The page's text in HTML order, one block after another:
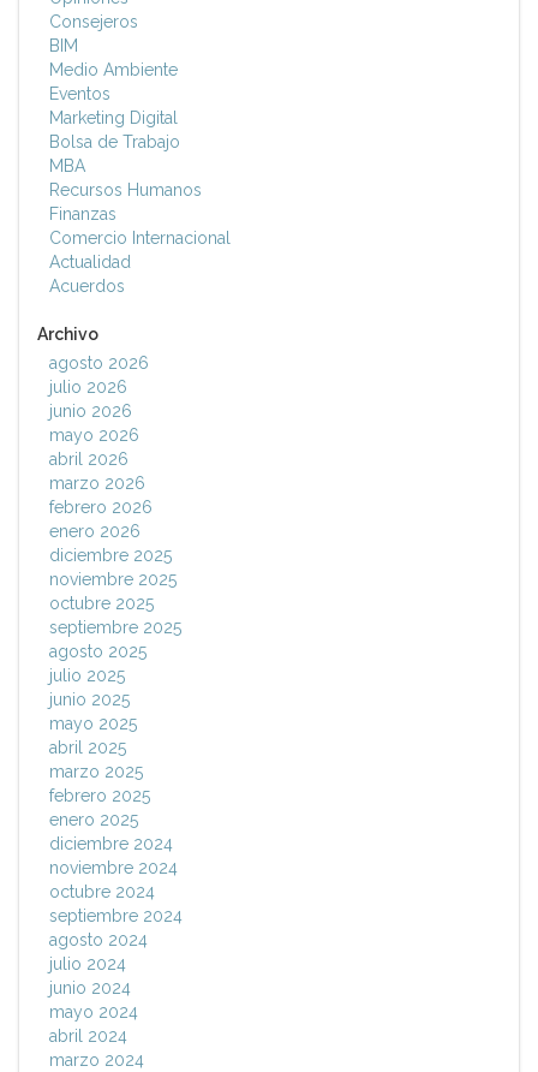
Consejeros
BIM
Medio Ambiente
Eventos
Marketing Digital
Bolsa de Trabajo
MBA
Recursos Humanos
Finanzas
Comercio Internacional
Actualidad
Acuerdos
Archivo
agosto 2026
julio 2026
junio 2026
mayo 2026
abril 2026
marzo 2026
febrero 2026
enero 2026
diciembre 2025
noviembre 2025
octubre 2025
septiembre 2025
agosto 2025
julio 2025
junio 2025
mayo 2025
abril 2025
marzo 2025
febrero 2025
enero 2025
diciembre 2024
noviembre 2024
octubre 2024
septiembre 2024
agosto 2024
julio 2024
junio 2024
mayo 2024
abril 2024
marzo 2024